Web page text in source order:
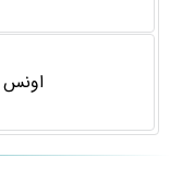
اونس